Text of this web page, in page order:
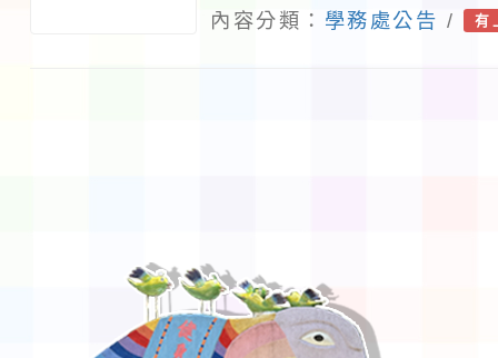
「教師食農體驗
內容分類： 學務處公告 / 有